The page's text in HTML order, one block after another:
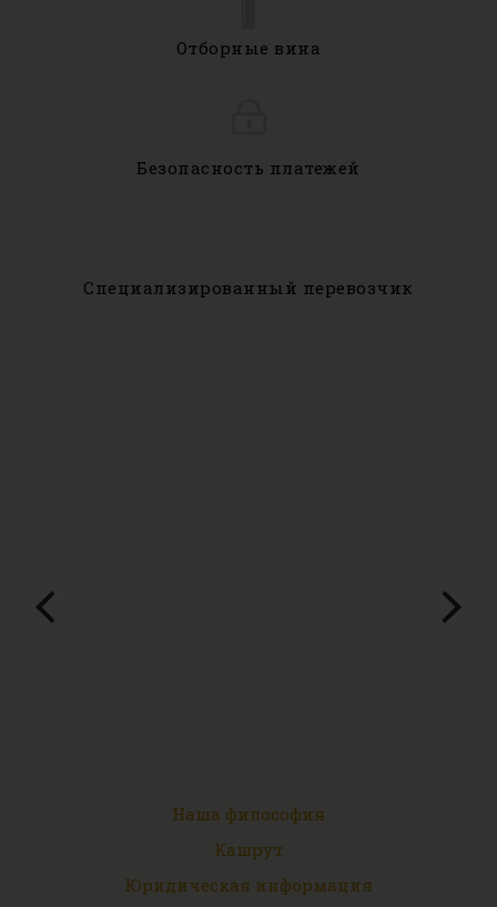
Отборные вина
Безопасность платежей
Специализированный перевозчик
Наша философия
Кашрут
Юридическая информация